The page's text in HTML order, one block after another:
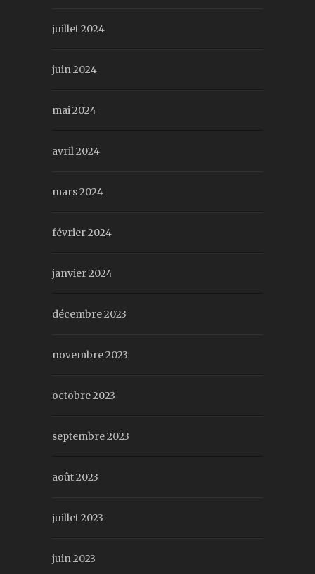
juillet 2024
juin 2024
mai 2024
avril 2024
mars 2024
février 2024
janvier 2024
décembre 2023
novembre 2023
octobre 2023
septembre 2023
août 2023
juillet 2023
juin 2023